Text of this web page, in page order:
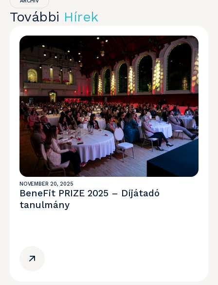
További Hírek
NOVEMBER 20, 2025
BeneFit PRIZE 2025 – Díjátadó
tanulmány